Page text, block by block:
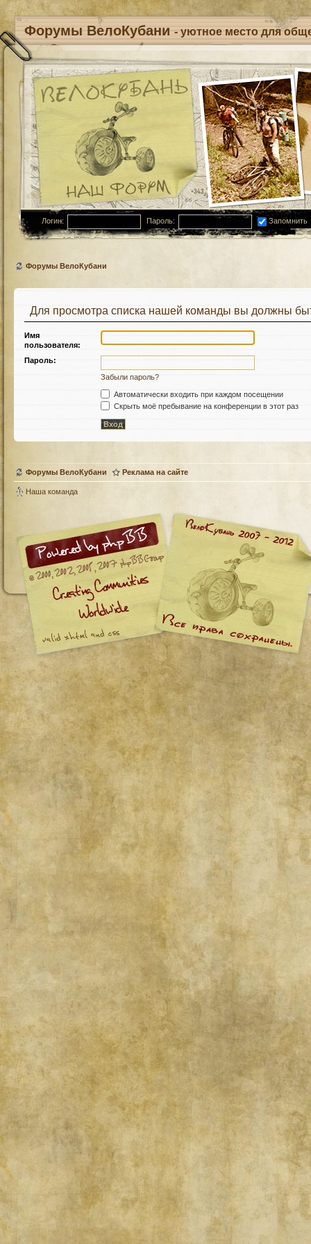
Форумы ВелоКубани - уютное место для
Логин: Пароль: Запомнить
Форумы ВелоКубани
Для просмотра списка нашей команды вы должны
Имя
пользователя:
Пароль:
Забыли пароль?
Автоматически входить при каждом посещении
Скрыть моё пребывание на конференции в этот раз
Форумы ВелоКубани Реклама на сайте
Наша команда